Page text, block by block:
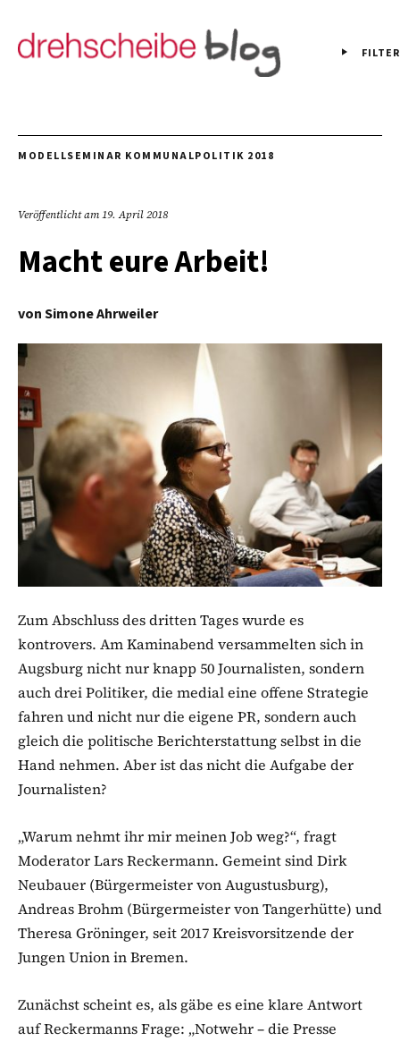
FILTER
MODELLSEMINAR KOMMUNALPOLITIK 2018
Veröffentlicht am19. April 2018
Macht eure Arbeit!
vonSimone Ahrweiler
Zum Abschluss des dritten Tages wurde es
kontrovers. Am Kaminabend versammelten sich in
Augsburg nicht nur knapp 50 Journalisten, sondern
auch drei Politiker, die medial eine offene Strategie
fahren und nicht nur die eigene PR, sondern auch
gleich die politische Berichterstattung selbst in die
Hand nehmen. Aber ist das nicht die Aufgabe der
Journalisten?
„Warum nehmt ihr mir meinen Job weg?“, fragt
Moderator Lars Reckermann. Gemeint sind Dirk
Neubauer (Bürgermeister von Augustusburg),
Andreas Brohm (Bürgermeister von Tangerhütte) und
Theresa Gröninger, seit 2017 Kreisvorsitzende der
Jungen Union in Bremen.
Zunächst scheint es, als gäbe es eine klare Antwort
auf Reckermanns Frage: „Notwehr – die Presse